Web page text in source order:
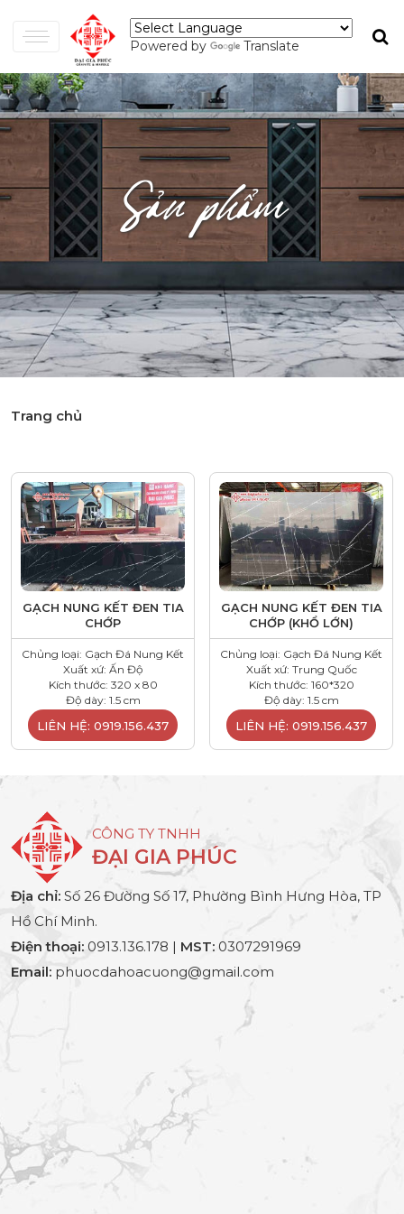
Powered by Translate
Sản phẩm
Trang chủ
GẠCH NUNG KẾT ĐEN TIA
CHỚP
Chủng loại: Gạch Đá Nung Kết
Xuất xứ: Ấn Độ
Kích thước: 320 x 80
Độ dày: 1.5 cm
LIÊN HỆ: 0919.156.437
GẠCH NUNG KẾT ĐEN TIA
CHỚP (KHỔ LỚN)
Chủng loại: Gạch Đá Nung Kết
Xuất xứ: Trung Quốc
Kích thước: 160*320
Độ dày: 1.5 cm
LIÊN HỆ: 0919.156.437
CÔNG TY TNHH
ĐẠI GIA PHÚC
Địa chỉ: Số 26 Đường Số 17, Phường Bình Hưng Hòa, TP
Hồ Chí Minh.
Điện thoại: 0913.136.178 | MST: 0307291969
Email: phuocdahoacuong@gmail.com